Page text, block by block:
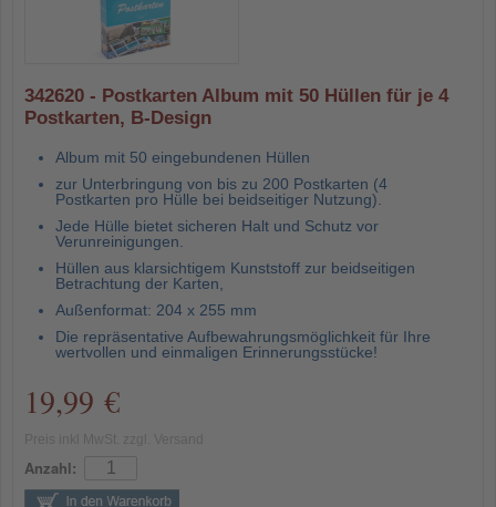
342620 - Postkarten Album mit 50 Hüllen für je 4
Postkarten, B-Design
Album mit 50 eingebundenen Hüllen
zur Unterbringung von bis zu 200 Postkarten (4
Postkarten pro Hülle bei beidseitiger Nutzung).
Jede Hülle bietet sicheren Halt und Schutz vor
Verunreinigungen.
Hüllen aus klarsichtigem Kunststoff zur beidseitigen
Betrachtung der Karten,
Außenformat: 204 x 255 mm
Die repräsentative Aufbewahrungsmöglichkeit für Ihre
wertvollen und einmaligen Erinnerungsstücke!
19,99 €
Anzahl: